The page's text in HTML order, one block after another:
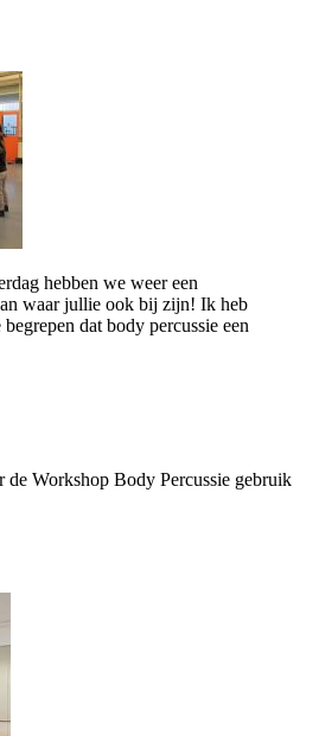
hebben we weer een
waar jullie ook bij zijn! Ik heb
dat body percussie een
Workshop Body Percussie gebruik